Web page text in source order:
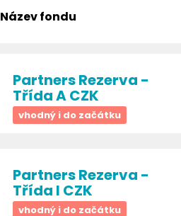
Název fondu
Partners Rezerva -
Třída A CZK
vhodný i do začátku
Partners Rezerva -
Třída I CZK
vhodný i do začátku